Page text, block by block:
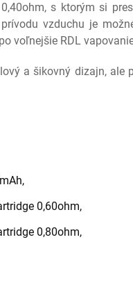
s ktorým si
vzduchu je
voľnejšie RDL
a šikovný dizajn, ale
0,60ohm,
0,80ohm,